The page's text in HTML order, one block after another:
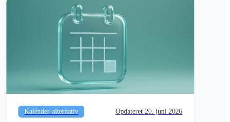
Kalender-alternativ Opdateret 20. juni 2026